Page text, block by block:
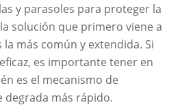
y parasoles para proteger la
solución que primero viene a
la más común y extendida. Si
es importante tener en
es el mecanismo de
degrada más rápido.